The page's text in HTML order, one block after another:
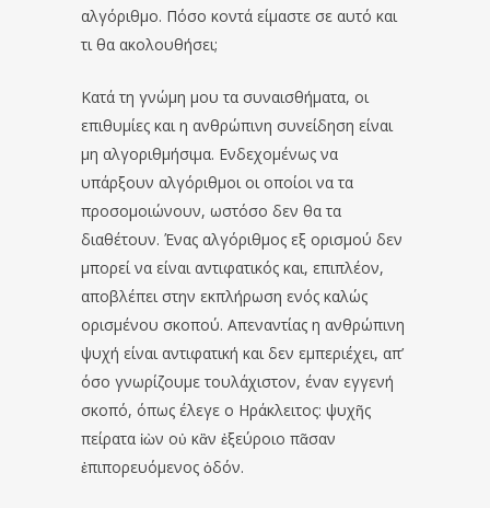
αλγόριθμο. Πόσο κοντά είμαστε σε αυτό και
τι θα ακολουθήσει;
Κατά τη γνώμη μου τα συναισθήματα, οι
επιθυμίες και η ανθρώπινη συνείδηση είναι
μη αλγοριθμήσιμα. Ενδεχομένως να
υπάρξουν αλγόριθμοι οι οποίοι να τα
προσομοιώνουν, ωστόσο δεν θα τα
διαθέτουν. Ένας αλγόριθμος εξ ορισμού δεν
μπορεί να είναι αντιφατικός και, επιπλέον,
αποβλέπει στην εκπλήρωση ενός καλώς
ορισμένου σκοπού. Απεναντίας η ανθρώπινη
ψυχή είναι αντιφατική και δεν εμπεριέχει, απ’
όσο γνωρίζουμε τουλάχιστον, έναν εγγενή
σκοπό, όπως έλεγε ο Ηράκλειτος: ψυχῆς
πείρατα ἰὼν οὐ κἂν ἐξεύροιο πᾶσαν
ἐπιπορευόμενος ὁδόν.